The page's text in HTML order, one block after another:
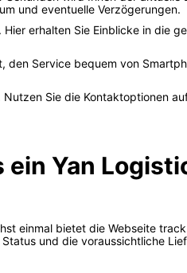
und eventuelle Verzögerungen.
erhalten Sie Einblicke in die
Service bequem von
Sie die Kontaktoptionen
Yan
einmal bietet die Webseite
und die voraussichtliche